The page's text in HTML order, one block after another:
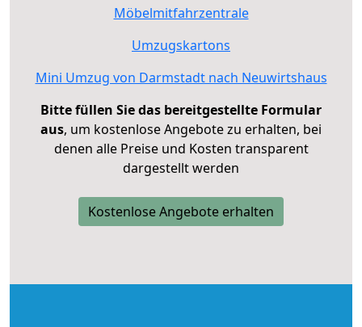
Möbelmitfahrzentrale
Umzugskartons
Mini Umzug von Darmstadt nach Neuwirtshaus
Bitte füllen Sie das bereitgestellte Formular
aus, um kostenlose Angebote zu erhalten, bei
denen alle Preise und Kosten transparent
dargestellt werden
Kostenlose Angebote erhalten